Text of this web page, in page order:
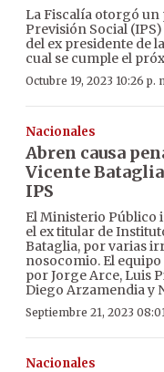
La Fiscalía otorgó un
Previsión Social
del ex presidente de
cual se cumple el
Octubre 19, 2023 10:26 p.
Nacionales
Abren causa
Vicente
IPS
El Ministerio Público
el ex titular de
Bataglia, por varias
nosocomio. El
por Jorge Arce, Luis
Diego Arzamendia y
Septiembre 21, 2023
Nacionales